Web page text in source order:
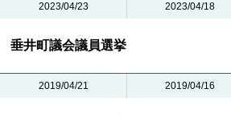
2023/04/23 2023/04/18
垂井町議会議員選挙
2019/04/21 2019/04/16